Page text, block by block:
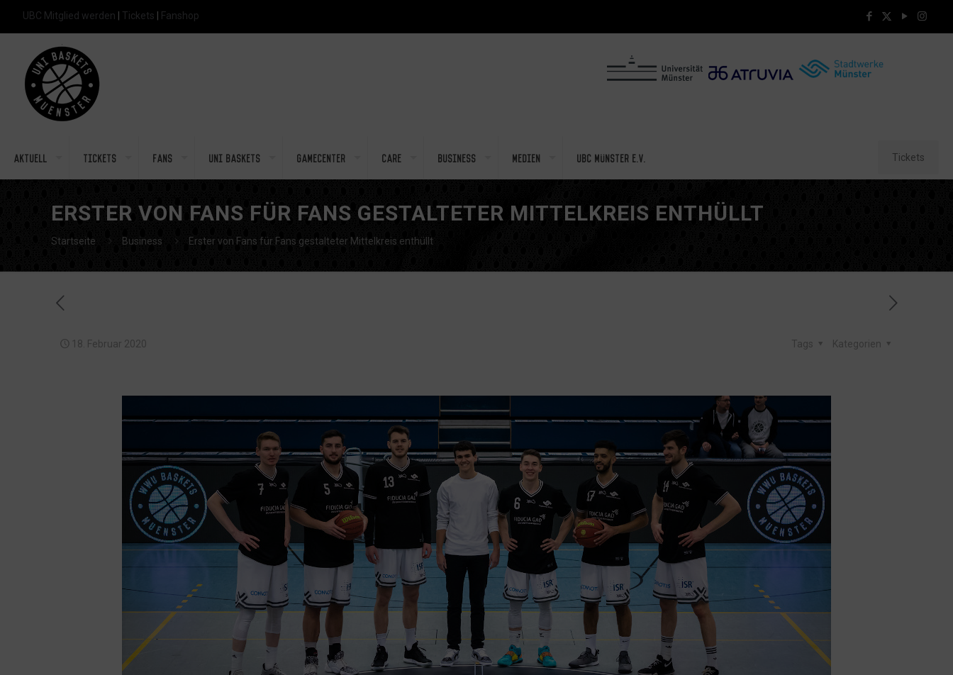
UBC Mitglied werden Tickets Fanshop
Aktuell Tickets Fans Uni Baskets Gamecenter Care Business Medien UBC Münster e.V. Tickets
ERSTER VON FANS FÜR FANS GESTALTETER MITTELKREIS ENTHÜLLT
Startseite Business Erster von Fans für Fans gestalteter Mittelkreis enthüllt
18. Februar 2020 Kategorien
Tags